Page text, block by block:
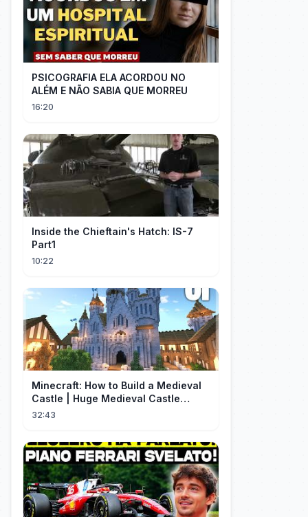
PSICOGRAFIA ELA ACORDOU NO
ALÉM E NÃO SABIA QUE MORREU
16:20
Inside the Chieftain's Hatch: IS-7
Part1
10:22
Minecraft: How to Build a Medieval
Castle | Huge Medieval Castle
Tutorial - Part 1
32:43